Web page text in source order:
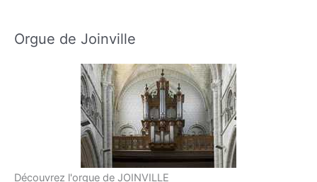
Orgue de Joinville
Découvrez l'orgue de JOINVILLE